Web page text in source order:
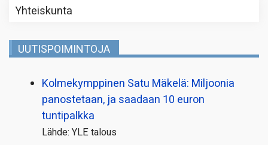
Yhteiskunta
UUTISPOIMINTOJA
Kolmekymppinen Satu Mäkelä: Miljoonia
panostetaan, ja saadaan 10 euron
tuntipalkka
Lähde: YLE talous